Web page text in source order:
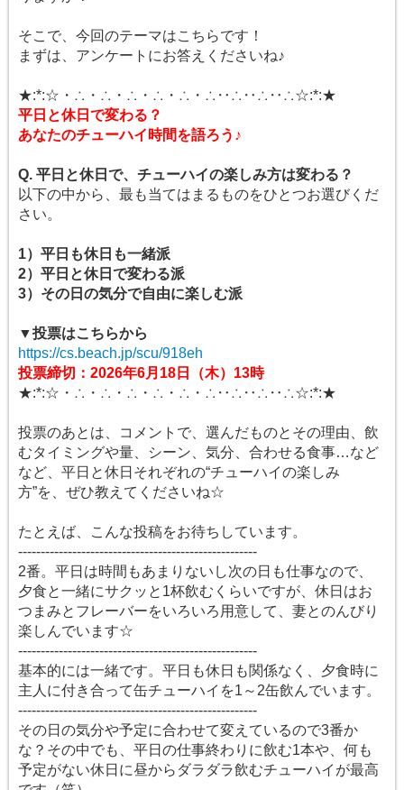
そこで、今回のテーマはこちらです！
まずは、アンケートにお答えくださいね♪
★:*:☆・∴・∴・∴・∴・∴・∴‥∴‥∴‥∴☆:*:★
平日と休日で変わる？
あなたのチューハイ時間を語ろう♪
Q. 平日と休日で、チューハイの楽しみ方は変わる？
以下の中から、最も当てはまるものをひとつお選びくだ
さい。
1）平日も休日も一緒派
2）平日と休日で変わる派
3）その日の気分で自由に楽しむ派
▼投票はこちらから
https://cs.beach.jp/scu/918eh
投票締切：2026年6月18日（木）13時
★:*:☆・∴・∴・∴・∴・∴・∴‥∴‥∴‥∴☆:*:★
投票のあとは、コメントで、選んだものとその理由、飲
むタイミングや量、シーン、気分、合わせる食事…など
など、平日と休日それぞれの“チューハイの楽しみ
方”を、ぜひ教えてくださいね☆
たとえば、こんな投稿をお待ちしています。
-----------------------------------------------------
2番。平日は時間もあまりないし次の日も仕事なので、
夕食と一緒にサクッと1杯飲むくらいですが、休日はお
つまみとフレーバーをいろいろ用意して、妻とのんびり
楽しんでいます☆
-----------------------------------------------------
基本的には一緒です。平日も休日も関係なく、夕食時に
主人に付き合って缶チューハイを1～2缶飲んでいます。
-----------------------------------------------------
その日の気分や予定に合わせて変えているので3番か
な？その中でも、平日の仕事終わりに飲む1本や、何も
予定がない休日に昼からダラダラ飲むチューハイが最高